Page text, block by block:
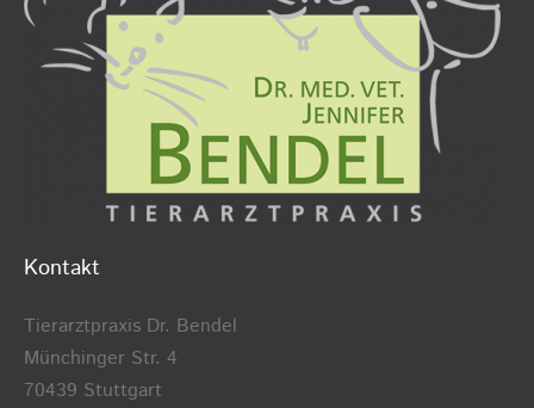
Kontakt
Tierarztpraxis Dr. Bendel
Münchinger Str. 4
70439 Stuttgart